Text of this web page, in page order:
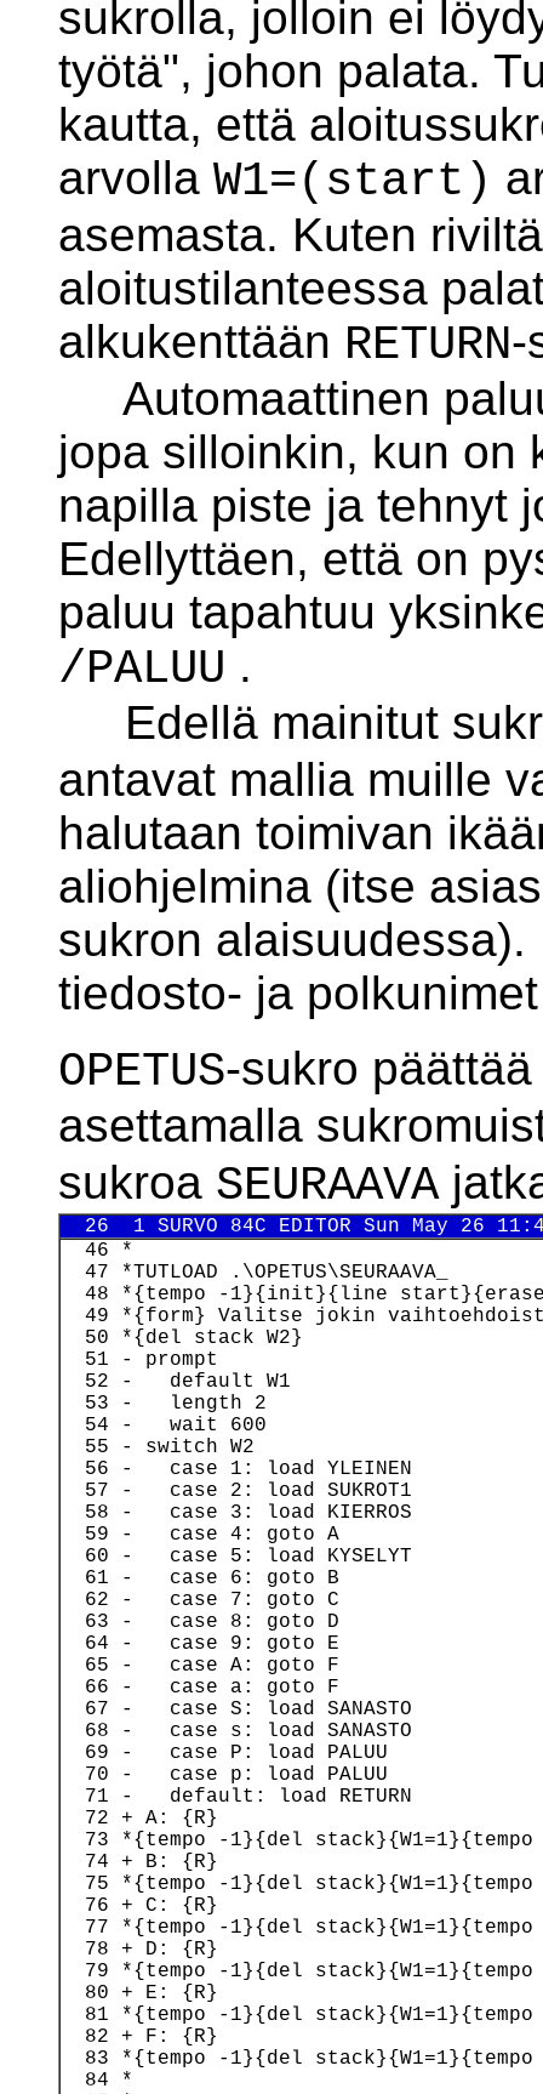
sukrolla, jolloin ei
työtä", johon palata.
kautta, että
arvolla W1=(start)
asemasta. Kuten
aloitustilanteessa
alkukenttään RETURN-
Automaattinen
jopa silloinkin, kun on
napilla piste ja tehnyt
Edellyttäen, että on
paluu tapahtuu
/PALUU .
Edellä mainitut
antavat mallia muille
halutaan toimivan
aliohjelmina (itse
sukron
tiedosto- ja
OPETUS-sukro
asettamalla
sukroa SEURAAVA
26  1 SURVO 84C EDITOR Sun May 26
  46 *
  47 *TUTLOAD .\OPETUS\SEURAAVA_
48 *{tempo -1}{init}{line
49 *{form} Valitse jokin
  50 *{del stack W2}
  51 - prompt
  52 -   default W1
  53 -   length 2
  54 -   wait 600
  55 - switch W2
  56 -   case 1: load YLEINEN
  57 -   case 2: load SUKROT1
  58 -   case 3: load KIERROS
  59 -   case 4: goto A
  60 -   case 5: load KYSELYT
  61 -   case 6: goto B
  62 -   case 7: goto C
  63 -   case 8: goto D
  64 -   case 9: goto E
  65 -   case A: goto F
  66 -   case a: goto F
  67 -   case S: load SANASTO
  68 -   case s: load SANASTO
  69 -   case P: load PALUU
  70 -   case p: load PALUU
  71 -   default: load RETURN
  72 + A: {R}
73 *{tempo -1}{del stack}{W1=1}{tempo
  74 + B: {R}
75 *{tempo -1}{del stack}{W1=1}{tempo
  76 + C: {R}
77 *{tempo -1}{del stack}{W1=1}{tempo
  78 + D: {R}
79 *{tempo -1}{del stack}{W1=1}{tempo
  80 + E: {R}
81 *{tempo -1}{del stack}{W1=1}{tempo
  82 + F: {R}
83 *{tempo -1}{del stack}{W1=1}{tempo
  84 *